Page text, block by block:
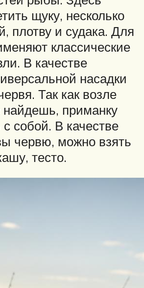
щуку, несколько
плотву и судака. Для
классические
В качестве
насадки
Так как возле
найдешь, приманку
собой. В качестве
червю, можно взять
тесто.